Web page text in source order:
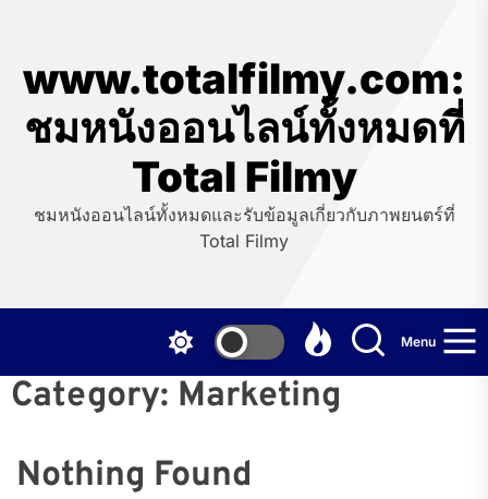
content
www.totalfilmy.com:
ชมหนังออนไลน์ทั้งหมดที่
Total Filmy
ชมหนังออนไลน์ทั้งหมดและรับข้อมูลเกี่ยวกับภาพยนตร์ที่
Total Filmy
Menu
Category: Marketing
Nothing Found